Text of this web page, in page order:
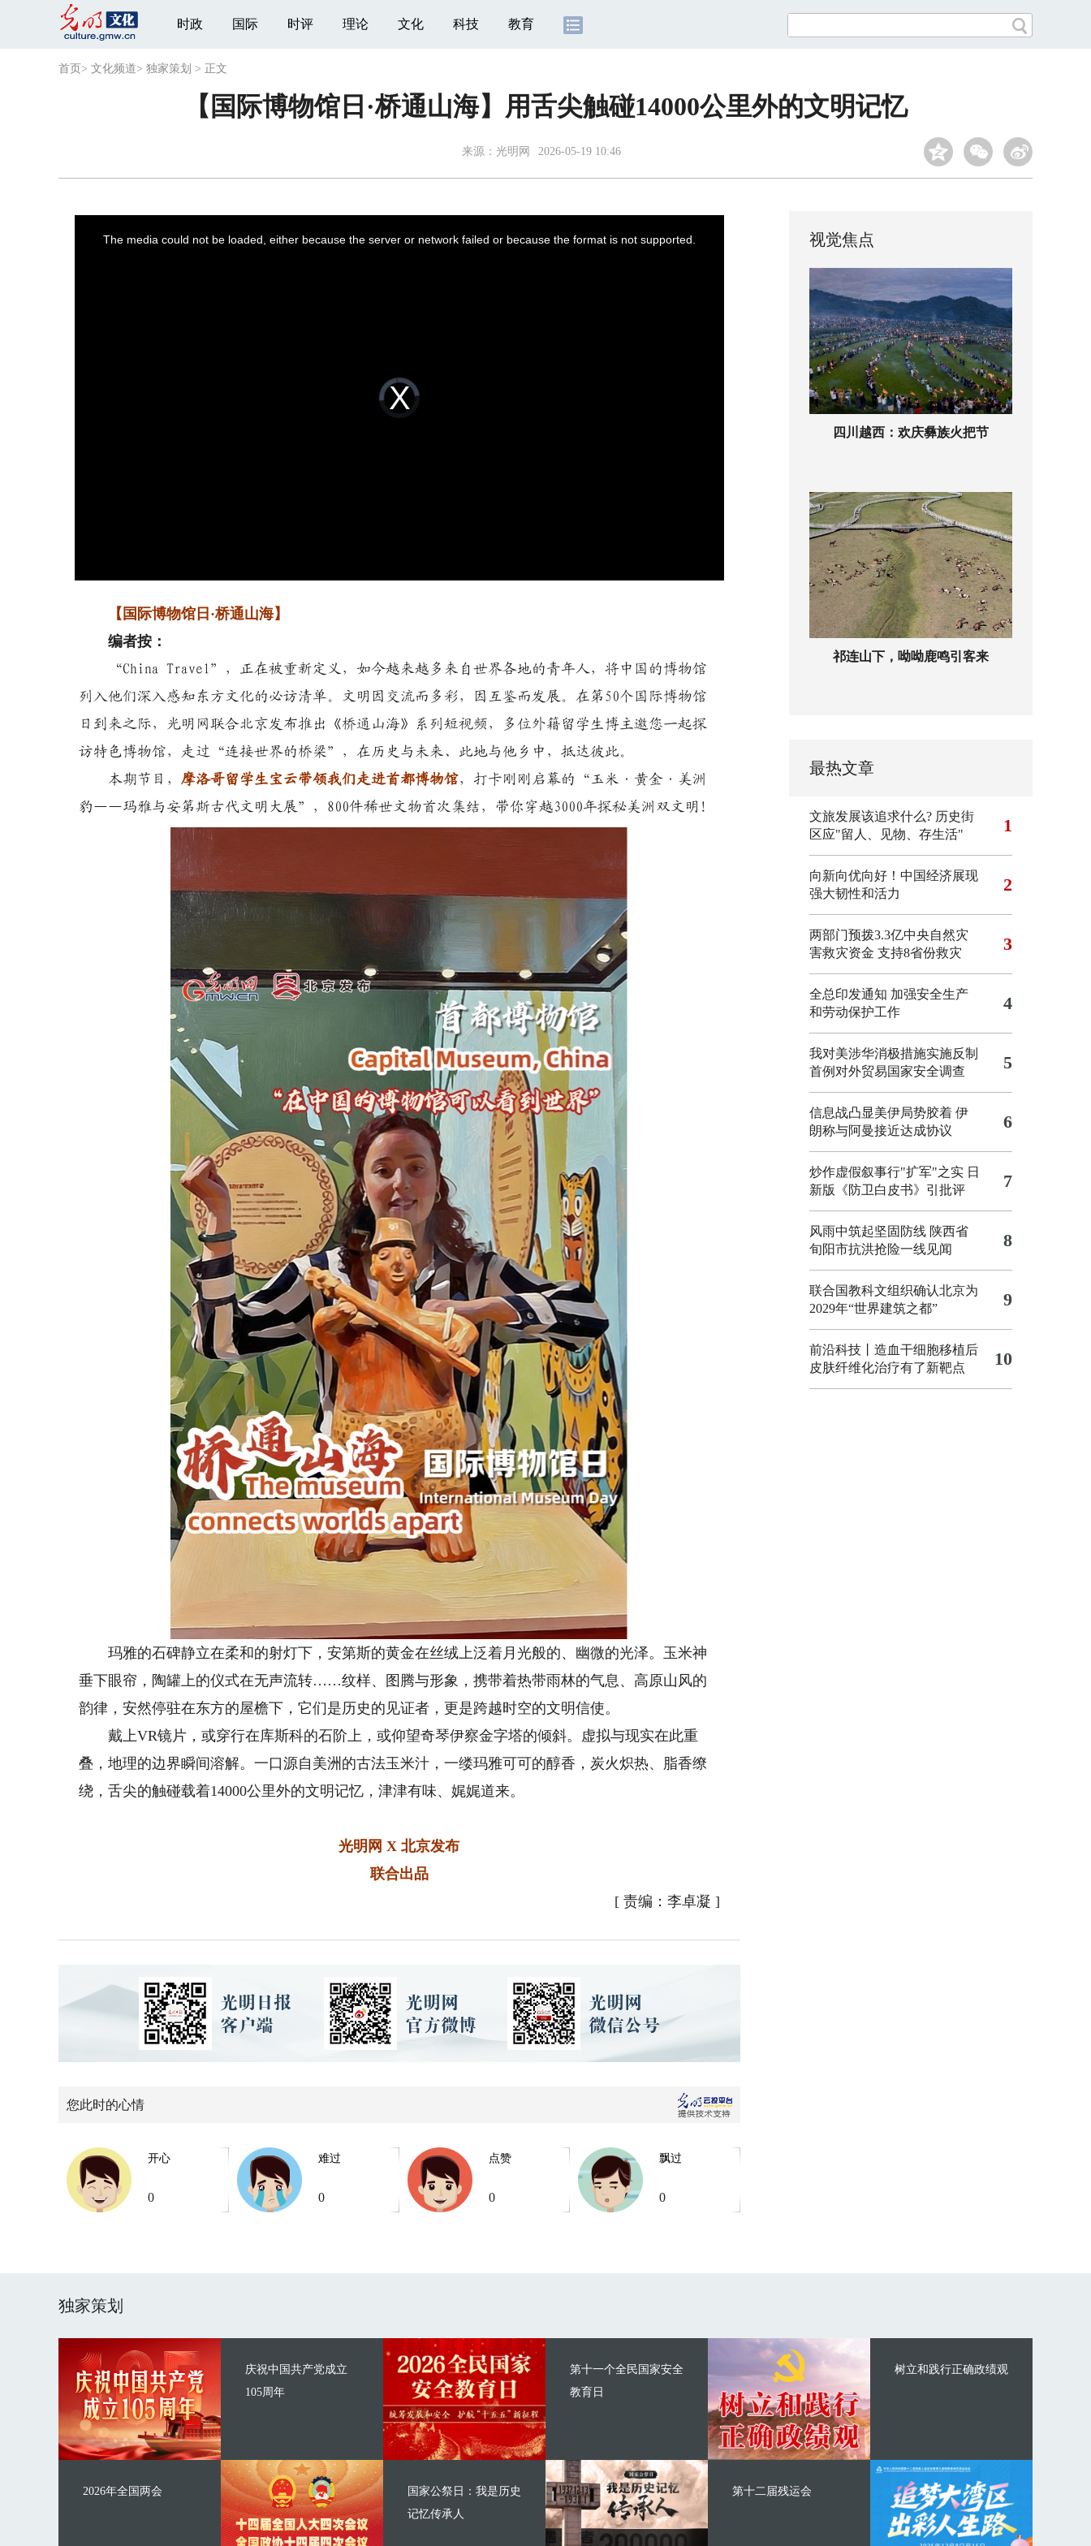
时政 国际 时评 理论 文化 科技 教育
首页 > 文化频道> 独家策划 > 正文
【国际博物馆日·桥通山海】用舌尖触碰14000公里外的文明记忆
来源： 光明网 2026-05-19 10:46
Video
Player
loading.
The media could not be loaded, either because the server or network failed or because the format is not supported.
【国际博物馆日·桥通山海】
编者按：
“China Travel”，正在被重新定义，如今越来越多来自世界各地的青年人，将中国的博物馆
列入他们深入感知东方文化的必访清单。文明因交流而多彩，因互鉴而发展。在第50个国际博物馆
日到来之际，光明网联合北京发布推出《桥通山海》系列短视频，多位外籍留学生博主邀您一起探
访特色博物馆，走过“连接世界的桥梁”，在历史与未来、此地与他乡中，抵达彼此。
本期节目，摩洛哥留学生宝云带领我们走进首都博物馆，打卡刚刚启幕的“玉米·黄金·美洲
豹——玛雅与安第斯古代文明大展”，800件稀世文物首次集结，带你穿越3000年探秘美洲双文明！
玛雅的石碑静立在柔和的射灯下，安第斯的黄金在丝绒上泛着月光般的、幽微的光泽。玉米神
垂下眼帘，陶罐上的仪式在无声流转……纹样、图腾与形象，携带着热带雨林的气息、高原山风的
韵律，安然停驻在东方的屋檐下，它们是历史的见证者，更是跨越时空的文明信使。
戴上VR镜片，或穿行在库斯科的石阶上，或仰望奇琴伊察金字塔的倾斜。虚拟与现实在此重
叠，地理的边界瞬间溶解。一口源自美洲的古法玉米汁，一缕玛雅可可的醇香，炭火炽热、脂香缭
绕，舌尖的触碰载着14000公里外的文明记忆，津津有味、娓娓道来。
光明网 X 北京发布
联合出品
[ 责编：李卓凝 ]
您此时的心情
开心
0
难过
0
点赞
0
飘过
0
视觉焦点
四川越西：欢庆彝族火把节
祁连山下，呦呦鹿鸣引客来
最热文章
文旅发展该追求什么? 历史街
区应"留人、见物、存生活"
1
向新向优向好！中国经济展现
强大韧性和活力
2
两部门预拨3.3亿中央自然灾
害救灾资金 支持8省份救灾
3
全总印发通知 加强安全生产
和劳动保护工作
4
我对美涉华消极措施实施反制
首例对外贸易国家安全调查
5
信息战凸显美伊局势胶着 伊
朗称与阿曼接近达成协议
6
炒作虚假叙事行"扩军"之实 日
新版《防卫白皮书》引批评
7
风雨中筑起坚固防线 陕西省
旬阳市抗洪抢险一线见闻
8
联合国教科文组织确认北京为
2029年“世界建筑之都”
9
前沿科技丨造血干细胞移植后
皮肤纤维化治疗有了新靶点
10
独家策划
庆祝中国共产党成立
105周年
2026年全国两会
第十一个全民国家安全
教育日
国家公祭日：我是历史
记忆传承人
树立和践行正确政绩观
第十二届残运会